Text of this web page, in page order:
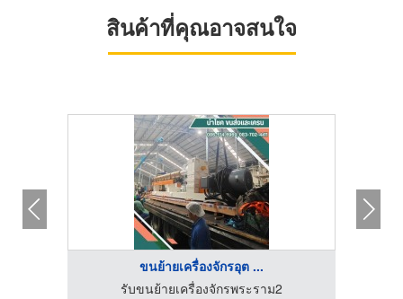
สินค้าที่คุณอาจสนใจ
ขนย้ายเครื่องจักรอุต ...
รับขนย้ายเครื่องจักรพระราม2